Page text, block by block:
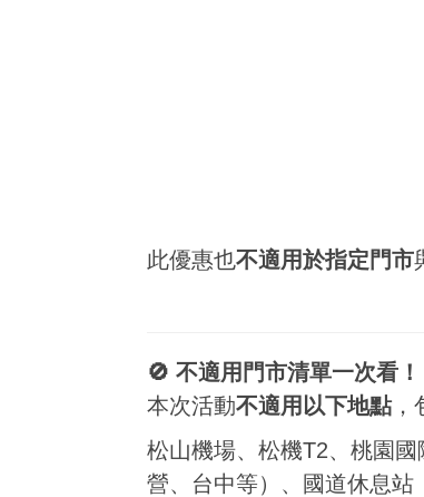
此優惠也不適用於指定門市
🚫 不適用門市清單一次看！
本次活動不適用以下地點，
松山機場、松機T2、桃園
營、台中等）、國道休息站